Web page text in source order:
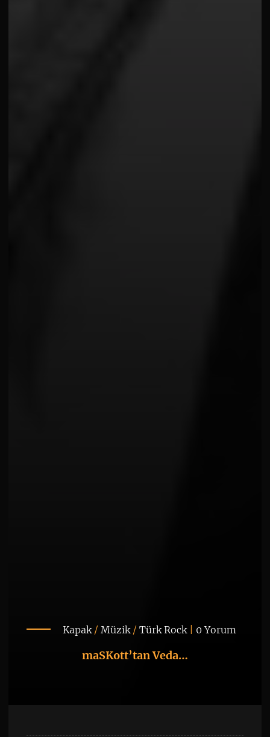
Kapak/ Müzik/ Türk Rock| 0 Yorum
maSKott’tan Veda…